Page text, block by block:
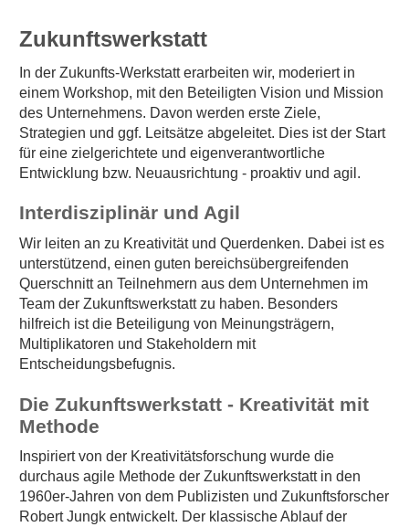
Zukunftswerkstatt
In der Zukunfts-Werkstatt erarbeiten wir, moderiert in
einem Workshop, mit den Beteiligten Vision und Mission
des Unternehmens. Davon werden erste Ziele,
Strategien und ggf. Leitsätze abgeleitet. Dies ist der Start
für eine zielgerichtete und eigenverantwortliche
Entwicklung bzw. Neuausrichtung - proaktiv und agil.
Interdisziplinär und Agil
Wir leiten an zu Kreativität und Querdenken. Dabei ist es
unterstützend, einen guten bereichsübergreifenden
Querschnitt an Teilnehmern aus dem Unternehmen im
Team der Zukunftswerkstatt zu haben. Besonders
hilfreich ist die Beteiligung von Meinungsträgern,
Multiplikatoren und Stakeholdern mit
Entscheidungsbefugnis.
Die Zukunftswerkstatt - Kreativität mit
Methode
Inspiriert von der Kreativitätsforschung wurde die
durchaus agile Methode der Zukunftswerkstatt in den
1960er-Jahren von dem Publizisten und Zukunftsforscher
Robert Jungk entwickelt. Der klassische Ablauf der